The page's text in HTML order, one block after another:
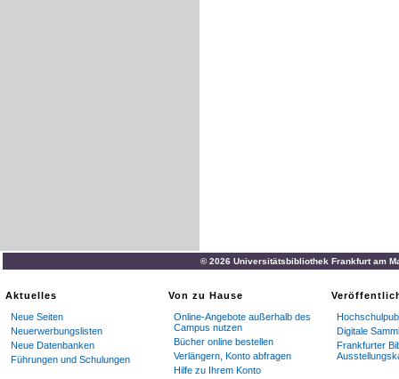
© 2026 Universitätsbibliothek Frankfurt am
Aktuelles
Neue Seiten
Neuerwerbungslisten
Neue Datenbanken
Führungen und Schulungen
Von zu Hause
Online-Angebote außerhalb des
Campus nutzen
Bücher online bestellen
Verlängern, Konto abfragen
Hilfe zu Ihrem Konto
Digitale
Frankfurter